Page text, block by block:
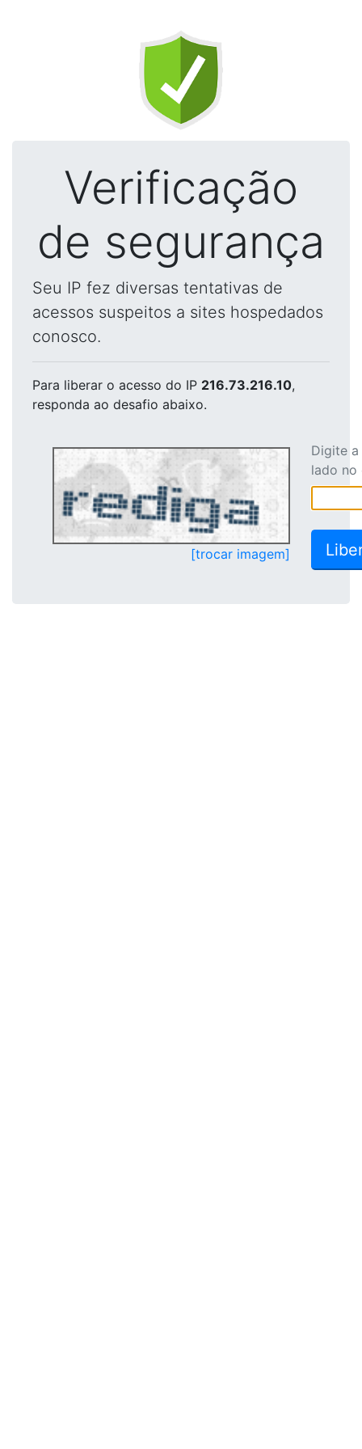
Verificação
de segurança
Seu IP fez diversas tentativas de
acessos suspeitos a sites hospedados
conosco.
Para liberar o acesso do IP 216.73.216.10,
responda ao desafio abaixo.
[trocar imagem]
Digite
lado no